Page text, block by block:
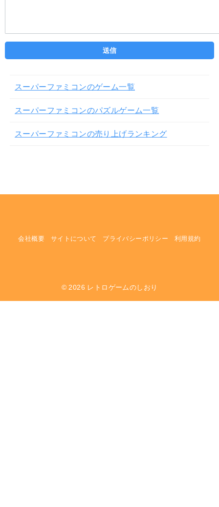
スーパーファミコンのゲーム一覧
スーパーファミコンのパズルゲーム一覧
スーパーファミコンの売り上げランキング
会社概要 サイトについて プライバシーポリシー 利用規約
© 2026 レトロゲームのしおり